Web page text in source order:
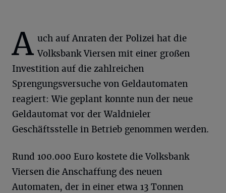
A uch auf Anraten der Polizei hat die
Volksbank Viersen mit einer großen
Investition auf die zahlreichen
Sprengungsversuche von Geldautomaten
reagiert: Wie geplant konnte nun der neue
Geldautomat vor der Waldnieler
Geschäftsstelle in Betrieb genommen werden.
Rund 100.000 Euro kostete die Volksbank
Viersen die Anschaffung des neuen
Automaten, der in einer etwa 13 Tonnen